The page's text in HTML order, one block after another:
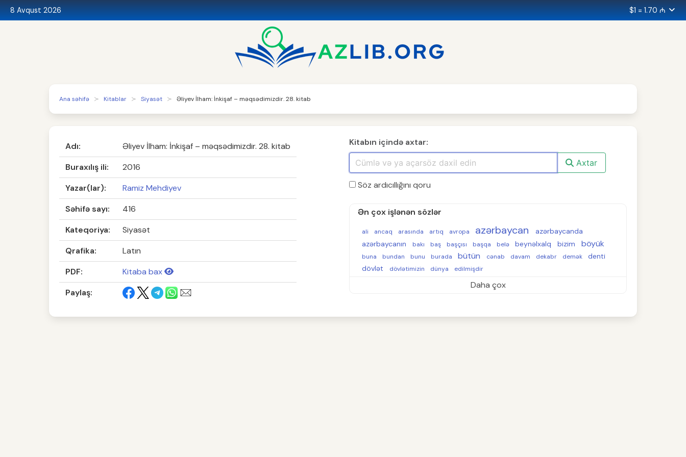
8 Avqust 2026 $1 = 1.70 ₼
Ana səhifə Kitablar Siyasət Əliyev İlham: İnkişaf – məqsədimizdir. 28. kitab
Adı:
Əliyev İlham: İnkişaf – məqsədimizdir. 28. kitab
Buraxılış ili:
2016
Yazar(lar):
Ramiz Mehdiyev
Səhifə sayı:
416
Kateqoriya:
Siyasət
Qrafika:
Latın
PDF:
Kitaba bax
Paylaş:
Kitabın içində axtar:
Axtar
Söz ardıcıllığını qoru
Ən çox işlənən sözlər
ali ancaq arasında artıq avropa azərbaycan
azərbaycanda
azərbaycanın
bakı baş başçısı başqa belə beynəlxalq bizim böyük
buna bundan bunu burada bütün cənab davam dekabr demək
denti
dövlət
dövlətimizin dünya edilmişdir
Daha çox